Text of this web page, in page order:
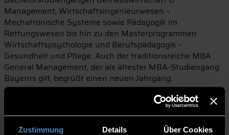
Zustimmung Details Über Cookies
Management, Wirtschaftsingenieurwesen –
Mechatronische Systeme sowie Pädagogik im
Rettungswesen bis hin zu den Masterprogrammen
Wirtschaftspsychologie und Berufspädagogik -
Gesundheit und Pflege. Auch der traditionsreiche MBA
General Management, der als ältester MBA-Studiengang
Bayerns gilt, begrüßt einen neuen Jahrgang.
Ein besonderes Highlight in diesem Semester: Erstmals
startet der neue MBA-Studiengang Defence & Security.
Ein Programm, das die aktuellen Herausforderungen der
sicherheitspolitischen Landschaft aufgreift und praxisnah